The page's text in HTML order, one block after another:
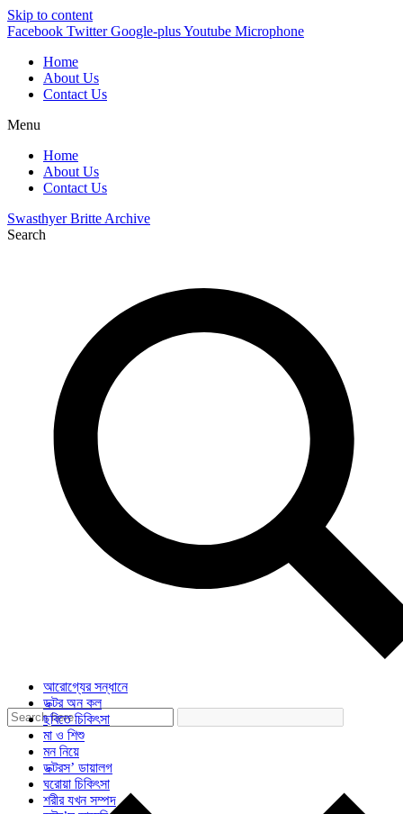
Skip to content
Facebook Twitter Google-plusYoutube Microphone
Home
About Us
Contact Us
Menu
Home
About Us
Contact Us
Swasthyer Britte Archive
Search
আরোগ্যের সন্ধানে
ডক্টর অন কল
ছবিতে চিকিৎসা
মা ও শিশু
মন নিয়ে
ডক্টরস’ ডায়ালগ
ঘরোয়া চিকিৎসা
শরীর যখন সম্পদ